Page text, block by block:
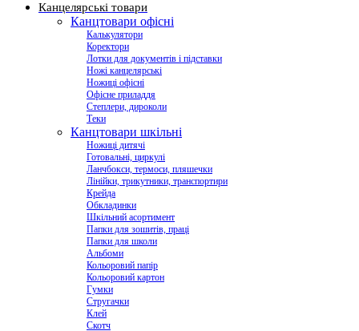
Канцелярські товари
Канцтовари офісні
Калькулятори
Коректори
Лотки для документів і підставки
Ножі канцелярські
Ножиці офісні
Офісне приладдя
Степлери, дироколи
Теки
Канцтовари шкільні
Ножиці дитячі
Готовальні, циркулі
Ланчбокси, термоси, пляшечки
Лінійки, трикутники, транспортири
Крейда
Обкладинки
Шкільний асортимент
Папки для зошитів, праці
Папки для школи
Альбоми
Кольоровий папір
Кольоровий картон
Гумки
Стругачки
Клей
Скотч